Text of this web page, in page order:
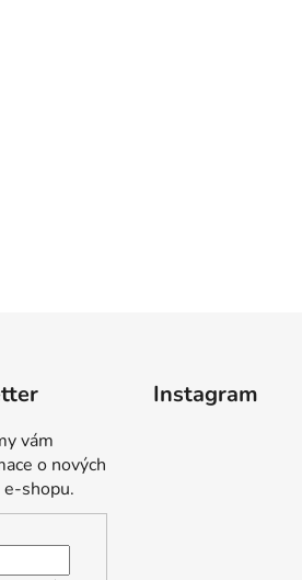
vám
o nových
shopu.
Instagram